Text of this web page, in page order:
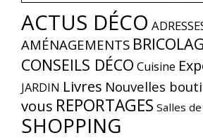
ACTUS DÉCO
AMÉNAGEMENTS
CONSEILS DÉCO Cuisine
JARDIN Livres Nouvelles
vous REPORTAGES Salles
SHOPPING